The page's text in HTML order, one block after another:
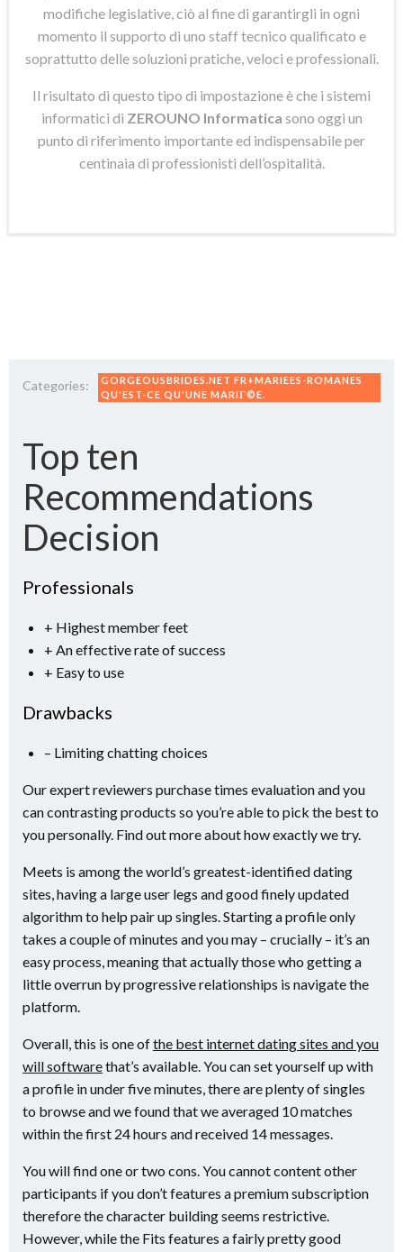
modifiche legislative, ciò al fine di garantirgli in ogni
momento il supporto di uno staff tecnico qualificato e
soprattutto delle soluzioni pratiche, veloci e professionali.
Il risultato di questo tipo di impostazione è che i sistemi
informatici di ZEROUNO Informatica sono oggi un
punto di riferimento importante ed indispensabile per
centinaia di professionisti dell’ospitalità.
Categories:
GORGEOUSBRIDES.NET FR+MARIEES-ROMANES
QU'EST-CE QU'UNE MARIГ©E.
Top ten
Recommendations
Decision
Professionals
+ Highest member feet
+ An effective rate of success
+ Easy to use
Drawbacks
– Limiting chatting choices
Our expert reviewers purchase times evaluation and you
can contrasting products so you’re able to pick the best to
you personally. Find out more about how exactly we try.
Meets is among the world’s greatest-identified dating
sites, having a large user legs and good finely updated
algorithm to help pair up singles. Starting a profile only
takes a couple of minutes and you may – crucially – it’s an
easy process, meaning that actually those who getting a
little overrun by progressive relationships is navigate the
platform.
Overall, this is one ofthe best internet dating sites and you
will softwarethat’s available. You can set yourself up with
a profile in under five minutes, there are plenty of singles
to browse and we found that we averaged 10 matches
within the first 24 hours and received 14 messages.
You will find one or two cons. You cannot content other
participants if you don’t features a premium subscription
therefore the character building seems restrictive.
However, while the Fits features a fairly pretty good